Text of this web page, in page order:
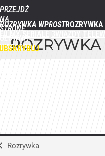
PRZEJDŹ
NA
STRONĘ
GŁÓWNĄ
WPROST.PL
ROZRYWKA WPROST
ROZRYWKA
Rozrywka